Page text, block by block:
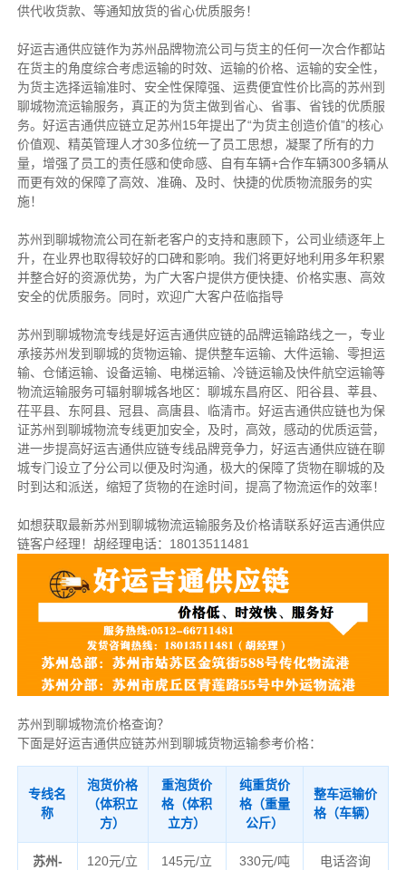
供代收货款、等通知放货的省心优质服务！
好运吉通供应链作为苏州品牌物流公司与货主的任何一次合作都站
在货主的角度综合考虑运输的时效、运输的价格、运输的安全性，
为货主选择运输准时、安全性保障强、运费便宜性价比高的苏州到
聊城物流运输服务，真正的为货主做到省心、省事、省钱的优质服
务。好运吉通供应链立足苏州15年提出了“为货主创造价值”的核心
价值观、精英管理人才30多位统一了员工思想，凝聚了所有的力
量，增强了员工的责任感和使命感、自有车辆+合作车辆300多辆从
而更有效的保障了高效、准确、及时、快捷的优质物流服务的实
施！
苏州到聊城物流公司在新老客户的支持和惠顾下，公司业绩逐年上
升，在业界也取得较好的口碑和影响。我们将更好地利用多年积累
并整合好的资源优势，为广大客户提供方便快捷、价格实惠、高效
安全的优质服务。同时，欢迎广大客户莅临指导
苏州到聊城物流专线是好运吉通供应链的品牌运输路线之一，专业
承接苏州发到聊城的货物运输、提供整车运输、大件运输、零担运
输、仓储运输、设备运输、电梯运输、冷链运输及快件航空运输等
物流运输服务可辐射聊城各地区：聊城东昌府区、阳谷县、莘县、
茌平县、东阿县、冠县、高唐县、临清市。 好运吉通供应链也为保
证苏州到聊城物流专线更加安全，及时，高效，感动的优质运营，
进一步提高好运吉通供应链专线品牌竞争力，好运吉通供应链在聊
城专门设立了分公司以便及时沟通，极大的保障了货物在聊城的及
时到达和派送，缩短了货物的在途时间，提高了物流运作的效率！
如想获取最新苏州到聊城物流运输服务及价格请联系好运吉通供应
链客户经理！胡经理电话：18013511481
苏州到聊城物流价格查询？
下面是好运吉通供应链苏州到聊城货物运输参考价格：
专线名
称
泡货价格
（体积立
方）
重泡货价
格（体积
立方）
纯重货价
格（重量
公斤）
整车运输价
格（车辆）
苏州-
120元/立
145元/立
330元/吨
电话咨询